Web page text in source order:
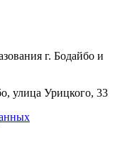
г. Бодайбо и
улица Урицкого, 33